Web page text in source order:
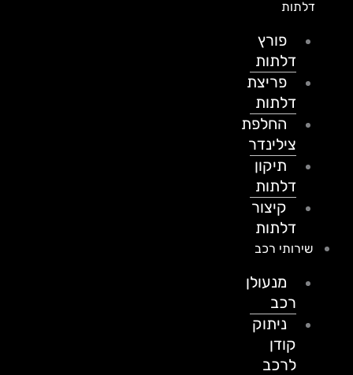
דלתות
פורץ
דלתות
פריצת
דלתות
החלפת
צילינדר
תיקון
דלתות
קיצור
דלתות
שירותי רכב
מנעולן
ניתוק
לרכב